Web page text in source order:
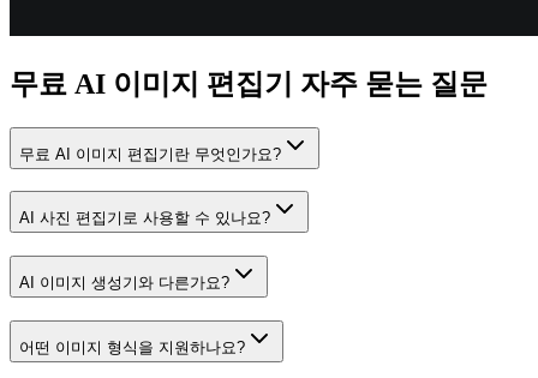
무료 AI 이미지 편집기 자주 묻는 질문
무료 AI 이미지 편집기란 무엇인가요?
AI 사진 편집기로 사용할 수 있나요?
AI 이미지 생성기와 다른가요?
어떤 이미지 형식을 지원하나요?